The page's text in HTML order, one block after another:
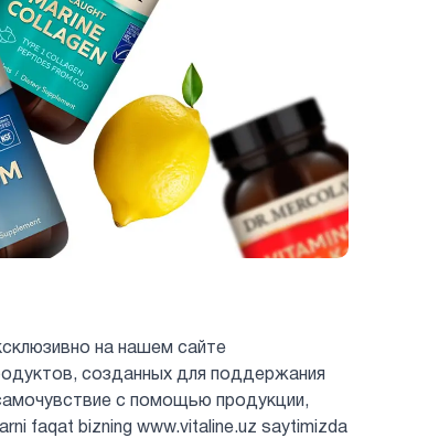
на нашем сайте
созданных для поддержания
с помощью продукции,
faqat bizning www.vitaline.uz saytimizda